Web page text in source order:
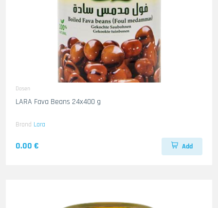
Dosen
LARA Fava Beans 24x400 g
Brand Lara
0.00 € Add